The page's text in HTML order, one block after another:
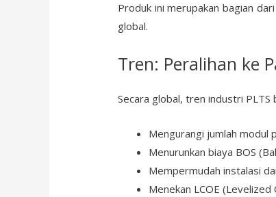
Produk ini merupakan bagian
global.
Tren: Peralihan ke
Secara global, tren industri
Mengurangi jumlah modul
Menurunkan biaya BOS
Mempermudah instalasi
Menekan LCOE